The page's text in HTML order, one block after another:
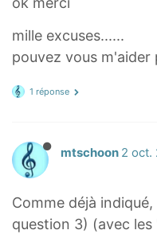
e
s
5
+
9
\
t
i
mille excuses......
pouvez vous m'aider
1 réponse
mtschoon 2 oct.
Comme déjà
question 3) (avec les